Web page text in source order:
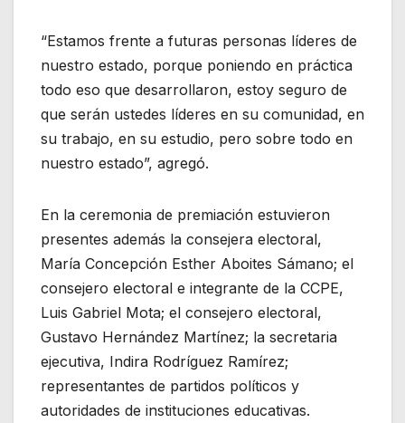
“Estamos frente a futuras personas líderes de
nuestro estado, porque poniendo en práctica
todo eso que desarrollaron, estoy seguro de
que serán ustedes líderes en su comunidad, en
su trabajo, en su estudio, pero sobre todo en
nuestro estado”, agregó.
En la ceremonia de premiación estuvieron
presentes además la consejera electoral,
María Concepción Esther Aboites Sámano; el
consejero electoral e integrante de la CCPE,
Luis Gabriel Mota; el consejero electoral,
Gustavo Hernández Martínez; la secretaria
ejecutiva, Indira Rodríguez Ramírez;
representantes de partidos políticos y
autoridades de instituciones educativas.